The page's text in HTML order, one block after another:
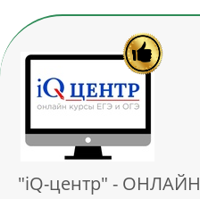
"iQ-центр" - ОНЛАЙН